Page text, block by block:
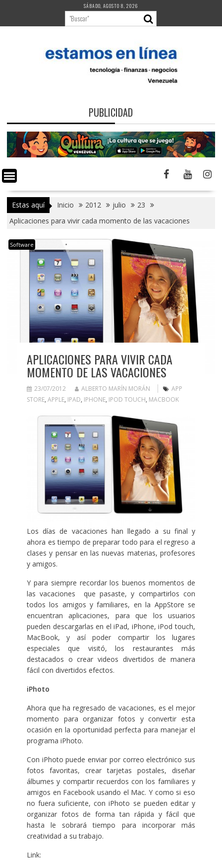
contenido
SÁBADO, AGOSTO 8, 2026
PUBLICIDAD
Estas aquí Inicio 2012 julio
23
Aplicaciones para vivir cada momento de las vacaciones
Software
APLICACIONES PARA VIVIR CADA
MOMENTO DE LAS VACACIONES
23/07/2012 ALBERTO MARÍN MORÁN
APP
STORE, APPLE, IPAD, IPHONE, IPOD TOUCH, MACBOOK
Los días de vacaciones han llegado a su final y
ahora es tiempo de preparar todo para el regreso a
clases y pensar en las nuevas materias, profesores
y amigos.
Y para siempre recordar los buenos momentos de
las vacaciones que pasaste, y compartirlos con
todos los amigos y familiares, en la AppStore se
encuentran aplicaciones, para que los usuarios
pueden descargarlas en el iPad, iPhone, iPod touch,
MacBook, y así poder compartir los lugares
especiales que visitó, los restaurantes más
destacados o crear videos divertidos de manera
fácil con divertidos efectos.
iPhoto
Ahora que ha regresado de vacaciones, es el mejor
momento para organizar fotos y convertir esta
ocasión en la oportunidad perfecta para manejar el
programa iPhoto.
Con iPhoto puede enviar por correo electrónico sus
fotos favoritas, crear tarjetas postales, diseñar
álbumes y compartir recuerdos con los familiares y
amigos en Facebook usando el Mac. Y como si eso
no fuera suficiente, con iPhoto se pueden editar y
organizar fotos de forma tan rápida y fácil que
hasta le sobrará tiempo para incorporar más
creatividad a su trabajo.
Link: